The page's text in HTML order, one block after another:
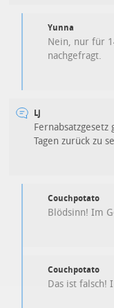
Yunna
Nein, nur für
nachgefragt.
Lj
Tagen zurück zu
Couchpotato
Blödsinn! Im
Couchpotato
Das ist falsch!